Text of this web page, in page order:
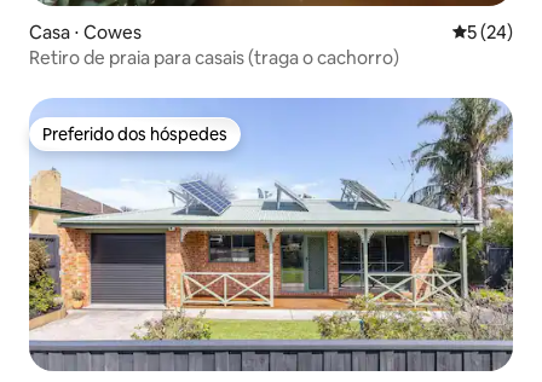
Casa ⋅ Cowes 5 de uma
5 (24)
Retiro de praia para casais (traga o cachorro)
Preferido dos hóspedes
Preferido dos hóspedes